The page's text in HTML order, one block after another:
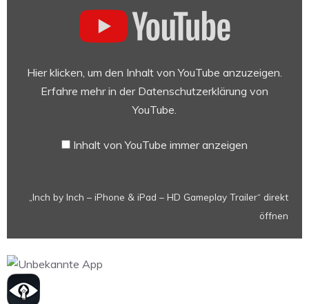
iPhone
YouTube
Hier klicken, um den Inhalt von YouTube anzuzeigen.
Erfahre mehr in der Datenschutzerklärung von
YouTube.
Inhalt von YouTube immer anzeigen
„Inch by Inch – iPhone & iPad – HD Gameplay Trailer“ direkt
öffnen